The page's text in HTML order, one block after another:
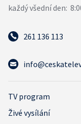
261 136 113
TV program
Živé vysílání